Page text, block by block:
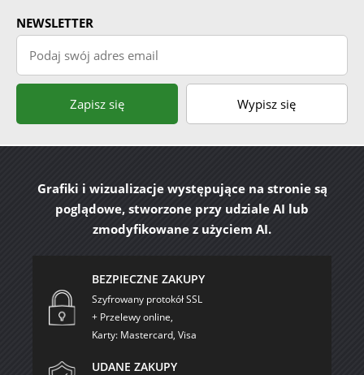
NEWSLETTER
Podaj swój adres email
Zapisz się Wypisz się
Grafiki i wizualizacje występujące na stronie są
poglądowe, stworzone przy udziale AI lub
zmodyfikowane z użyciem AI.
BEZPIECZNE ZAKUPY
Szyfrowany protokół SSL
+ Przelewy online,
Karty: Mastercard, Visa
UDANE ZAKUPY